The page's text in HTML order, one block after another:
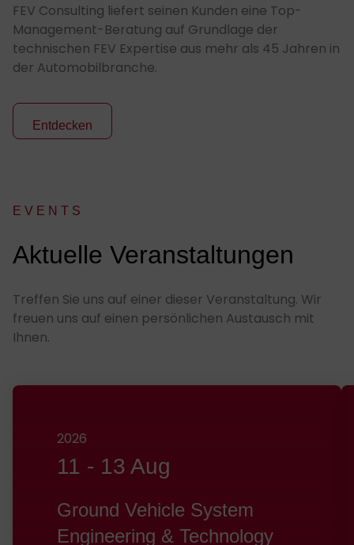
FEV Consulting liefert seinen Kunden eine Top-
Management-Beratung auf Grundlage der
technischen FEV Expertise aus mehr als 45 Jahren in
der Automobilbranche.
Entdecken
EVENTS
:
Aktuelle Veranstaltungen
Treffen Sie uns auf einer dieser Veranstaltung. Wir
freuen uns auf einen persönlichen Austausch mit
Ihnen.
2026
11 - 13 Aug
Ground Vehicle System
Engineering & Technology